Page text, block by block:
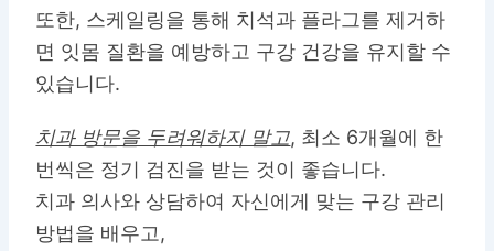
또한, 스케일링을 통해 치석과 플라그를 제거하
면 잇몸 질환을 예방하고 구강 건강을 유지할 수
있습니다.
치과 방문을 두려워하지 말고, 최소 6개월에 한
번씩은 정기 검진을 받는 것이 좋습니다.
치과 의사와 상담하여 자신에게 맞는 구강 관리
방법을 배우고,